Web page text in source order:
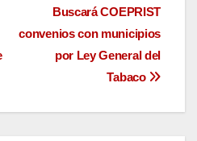
Buscará COEPRIST
convenios con municipios
por Ley General del
Tabaco